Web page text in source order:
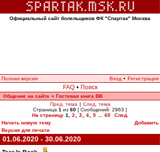
Официальный сайт болельщиков ФК "Спартак" Москва
Полная версия Вход • Регистрация
FAQ • Поиск
Общение на сайте » Гостевая книга ВВ
Пред. тема | След. тема
Страница 1 из 60 [ Сообщений: 2963 ]
На страницу 1 2 3 4 5 60
След.
Начать новую тему
Добавить
Версия для печати
01.06.2020 - 30.06.2020